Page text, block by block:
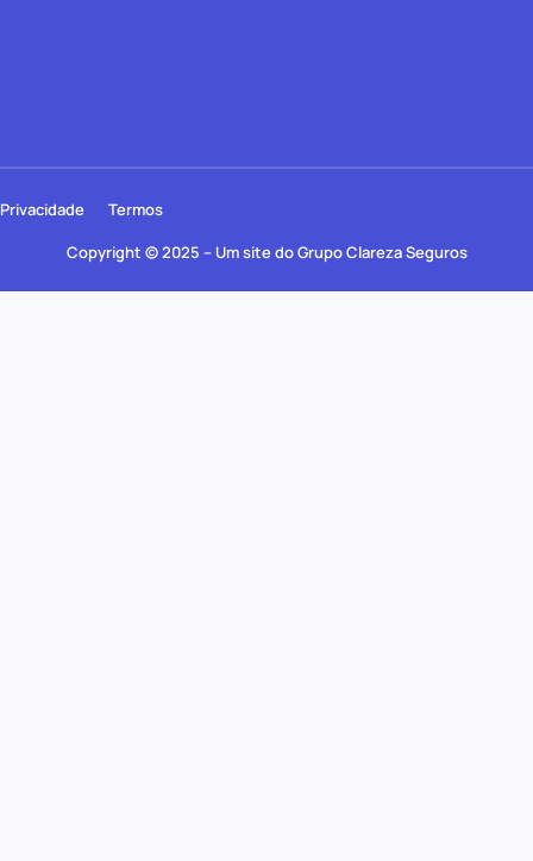
Copyright © 2025 – Um site do Grupo Clareza Seguros
Privacidade Termos